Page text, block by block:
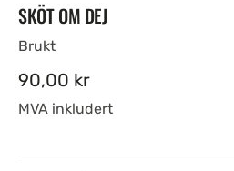
SKÖT OM DEJ
Brukt
Ordinær
pris
90,00 kr
MVA inkludert